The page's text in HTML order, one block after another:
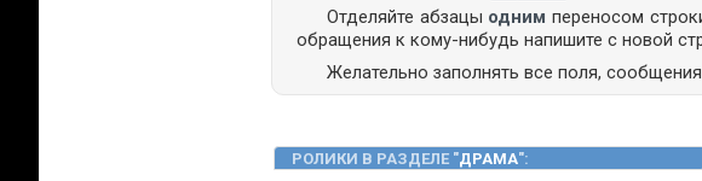
Отделяйте абзацы одним переносом
обращения к кому-нибудь напишите с новой
Желательно заполнять все поля,
РОЛИКИ В РАЗДЕЛЕ "ДРАМА":